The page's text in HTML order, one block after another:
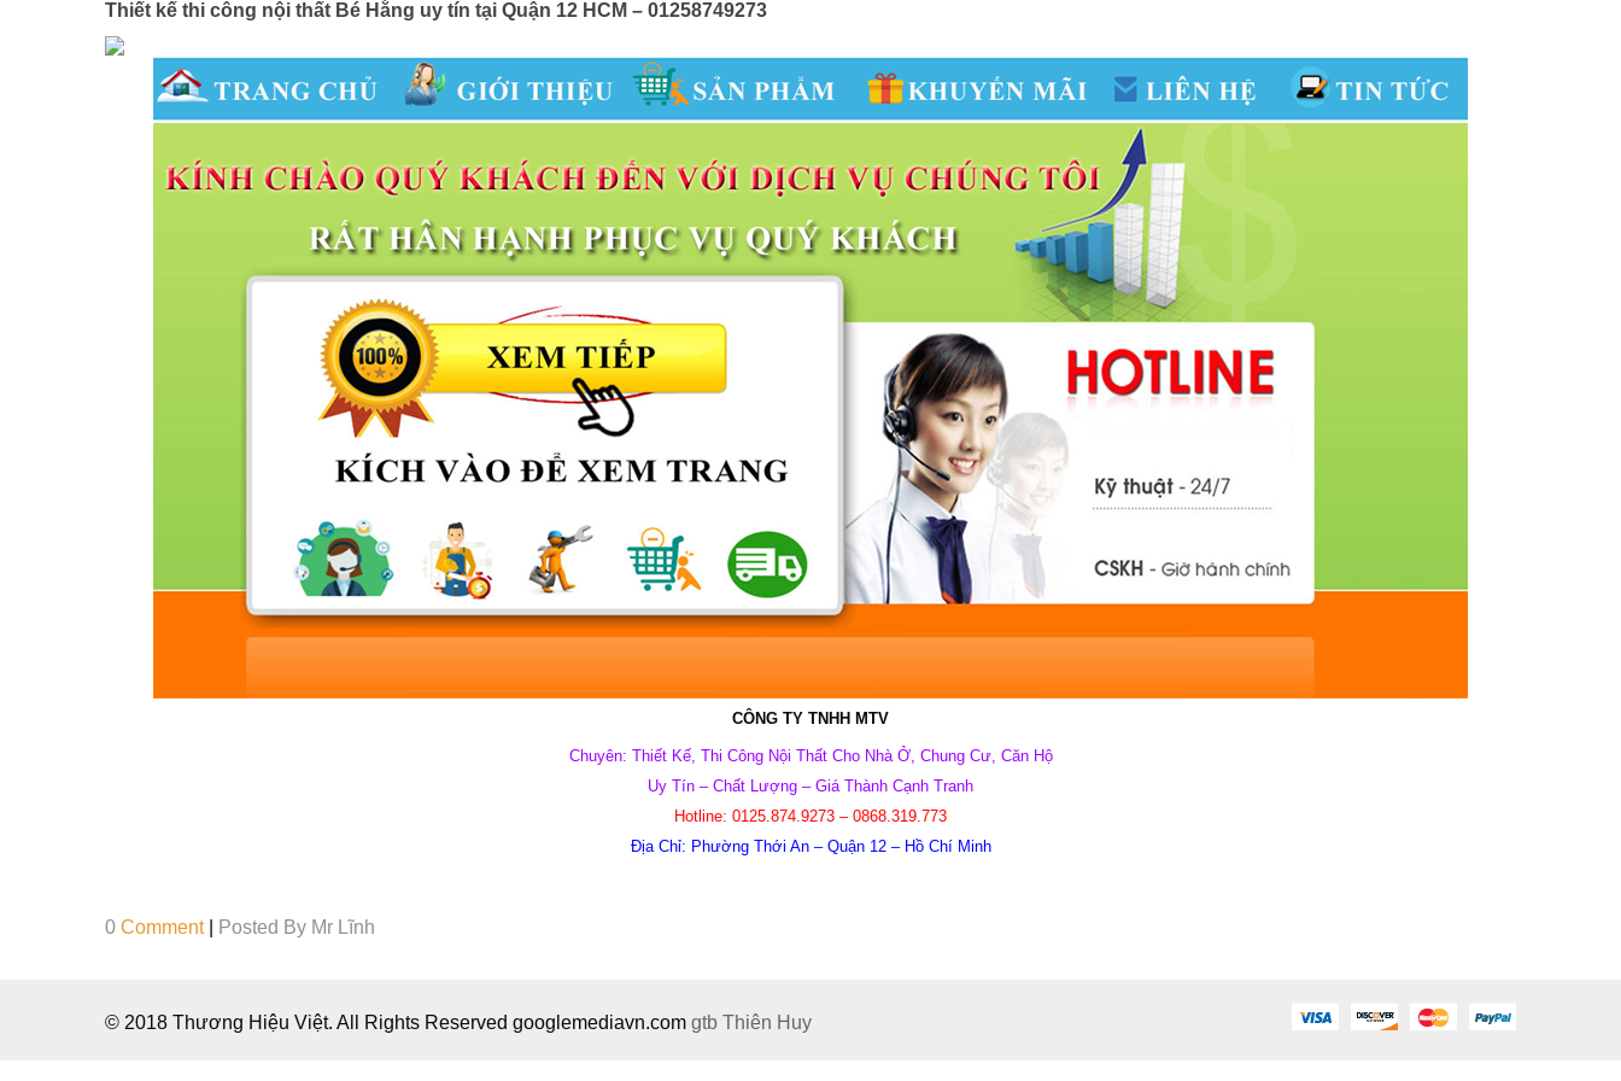
Thiết kế thi công nội thất Bé Hằng uy tín tại Quận 12 HCM – 01258749273
CÔNG TY TNHH MTV
Chuyên: Thiết Kế, Thi Công Nội Thất Cho Nhà Ở, Chung Cư, Căn Hộ
Uy Tín – Chất Lượng – Giá Thành Cạnh Tranh
Hotline: 0125.874.9273 – 0868.319.773
Địa Chỉ: Phường Thới An – Quận 12 – Hồ Chí Minh
0 Comment Posted By Mr Lĩnh
© 2018 Thương Hiệu Việt. All Rights Reserved googlemediavn.com gtb Thiên Huy